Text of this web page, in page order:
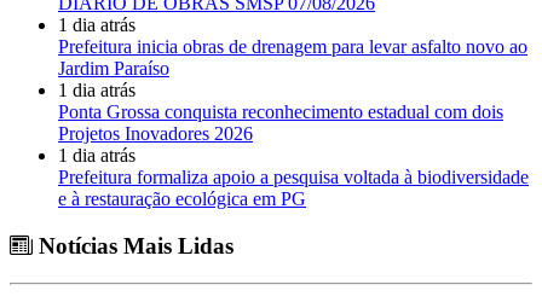
1 dia atrás
Prefeitura inicia obras de drenagem para levar asfalto novo ao
Jardim Paraíso
1 dia atrás
Ponta Grossa conquista reconhecimento estadual com dois
Projetos Inovadores 2026
1 dia atrás
Prefeitura formaliza apoio a pesquisa voltada à biodiversidade
e à restauração ecológica em PG
Notícias Mais Lidas